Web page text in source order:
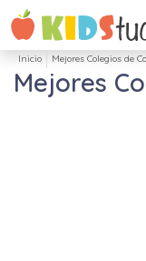
Inicio Mejores Colegios de
Mejores